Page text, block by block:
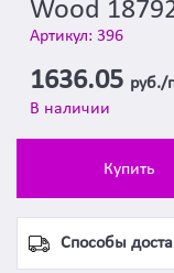
Wood
Артикул: 396
1636.05 руб./
В наличии
Купить
Способы